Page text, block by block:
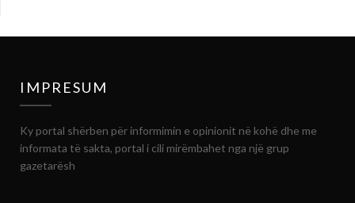
IMPRESUM
Ky portal shërben për informimin e opinionit në kohë dhe me
informata të sakta, portal i cili mirëmbahet nga një grup
gazetarësh